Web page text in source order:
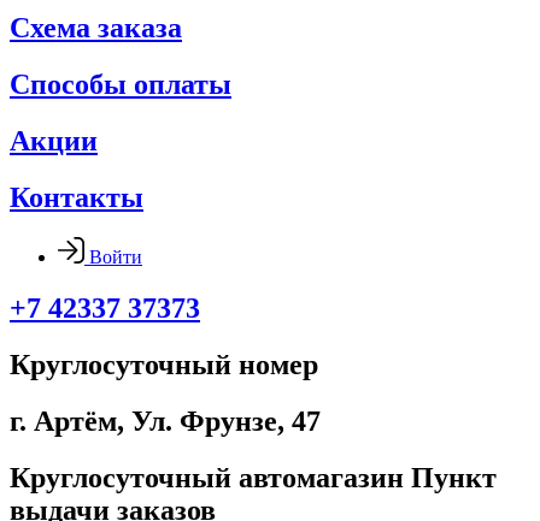
Схема заказа
Способы оплаты
Акции
Контакты
Войти
+7 42337 37373
Круглосуточный номер
г. Артём, ​Ул. Фрунзе, 47
Круглосуточный автомагазин Пункт
выдачи заказов